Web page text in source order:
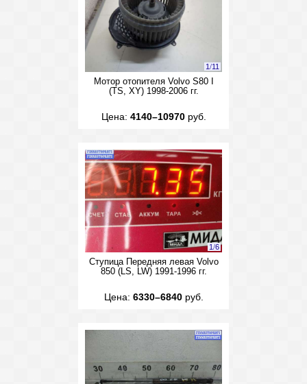
1/11
Мотор отопителя Volvo S80 I
(TS, XY) 1998-2006 гг.
Цена: 4140–10970руб.
1/6
Ступица Передняя левая Volvo
850 (LS, LW) 1991-1996 гг.
Цена: 6330–6840руб.